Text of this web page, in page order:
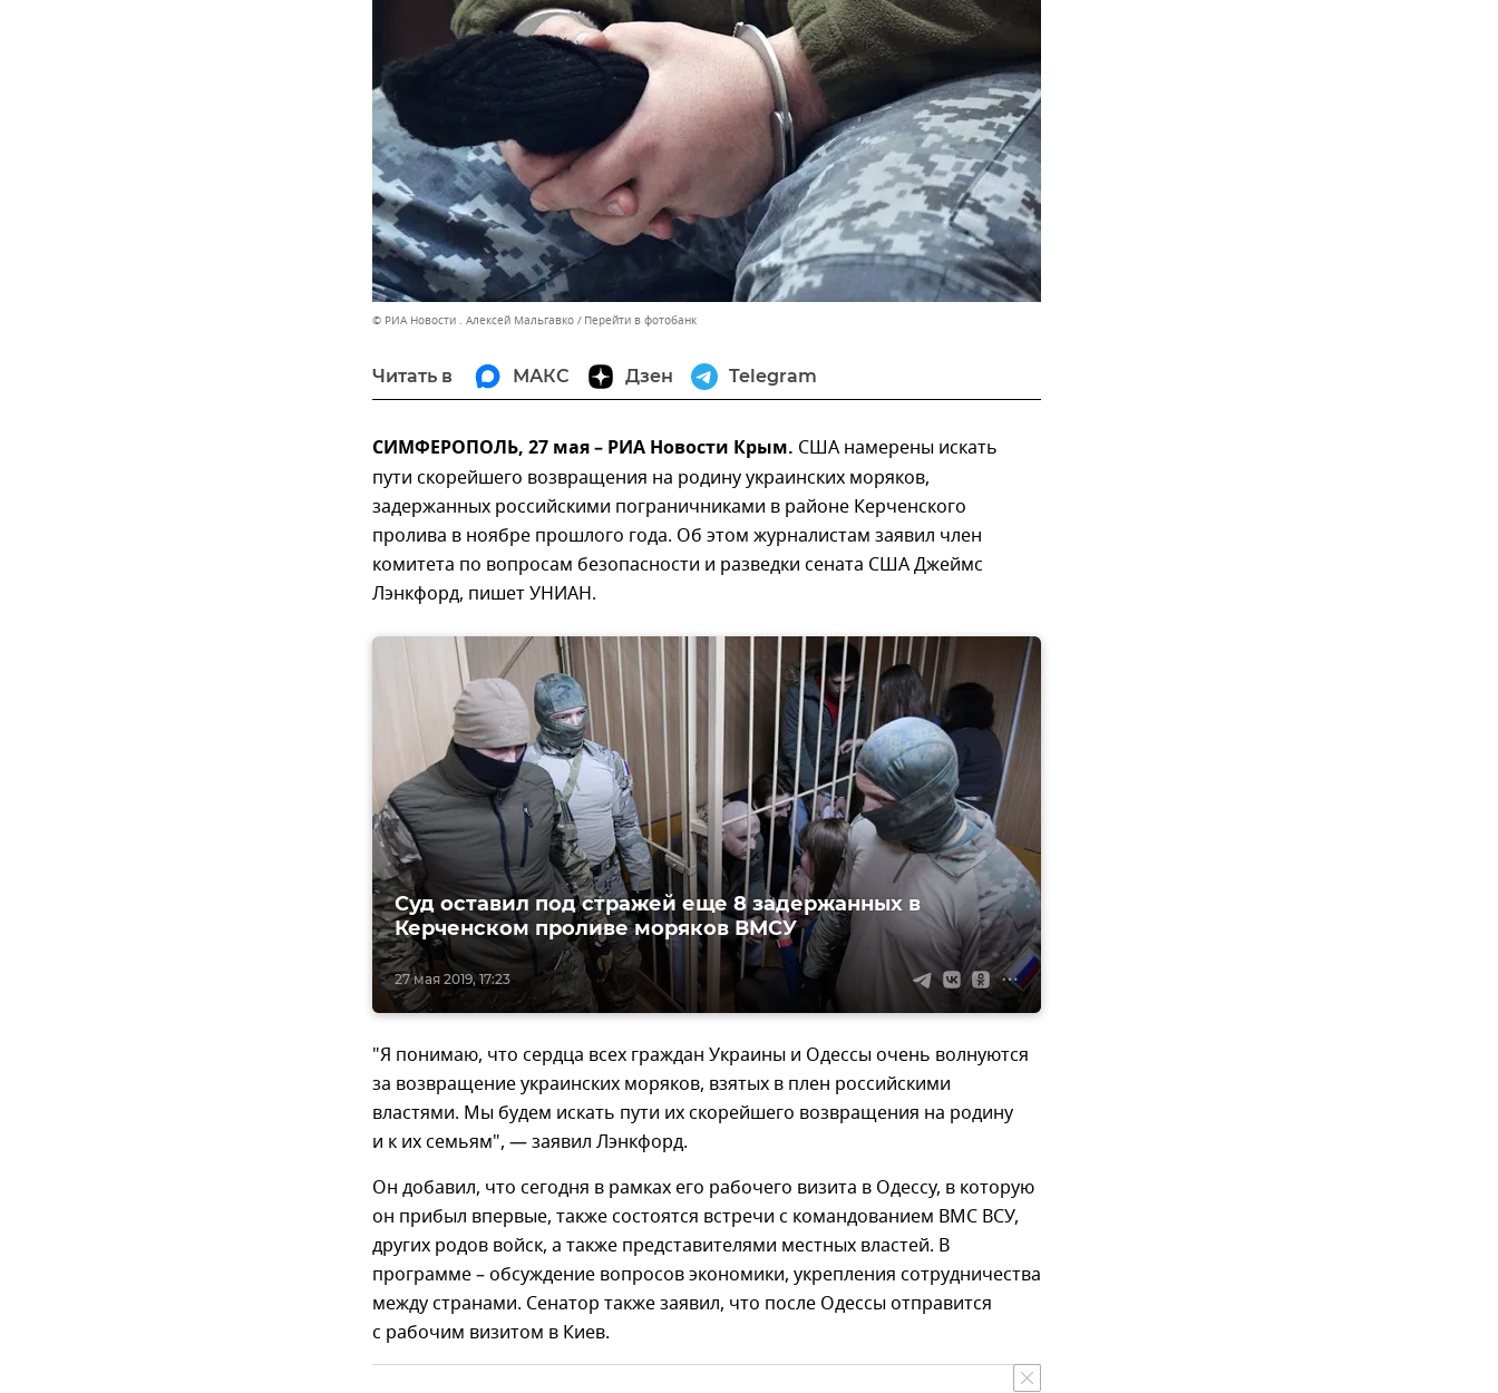
© РИА Новости . Алексей Мальгавко Перейти в фотобанк
Читать в МАКС Дзен Telegram
СИМФЕРОПОЛЬ, 27 мая – РИА Новости Крым. США намерены искать
пути скорейшего возвращения на родину украинских моряков,
задержанных российскими пограничниками в районе Керченского
пролива в ноябре прошлого года. Об этом журналистам заявил член
комитета по вопросам безопасности и разведки сената США Джеймс
Лэнкфорд, пишет УНИАН.
27 мая 2019, 17:23
Суд оставил под стражей еще 8 задержанных в
Керченском проливе моряков ВМСУ
"Я понимаю, что сердца всех граждан Украины и Одессы очень волнуются
за возвращение украинских моряков, взятых в плен российскими
властями. Мы будем искать пути их скорейшего возвращения на родину
и к их семьям", — заявил Лэнкфорд.
Он добавил, что сегодня в рамках его рабочего визита в Одессу, в которую
он прибыл впервые, также состоятся встречи с командованием ВМС ВСУ,
других родов войск, а также представителями местных властей. В
программе – обсуждение вопросов экономики, укрепления сотрудничества
между странами. Сенатор также заявил, что после Одессы отправится
с рабочим визитом в Киев.